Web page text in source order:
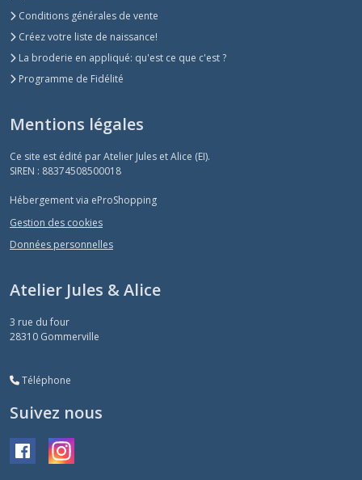
Conditions générales de vente
Créez votre liste de naissance!
La broderie en appliqué: qu'est ce que c'est ?
Programme de Fidélité
Mentions légales
Ce site est édité par Atelier Jules et Alice (EI).
SIREN : 88374508500018
Hébergement via eProShopping
Gestion des cookies
Données personnelles
Atelier Jules & Alice
3 rue du four
28310 Gommerville
Téléphone
Suivez nous